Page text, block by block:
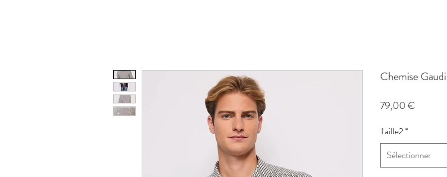
Chemise
79,00 €
Taille2*
Sélectionner